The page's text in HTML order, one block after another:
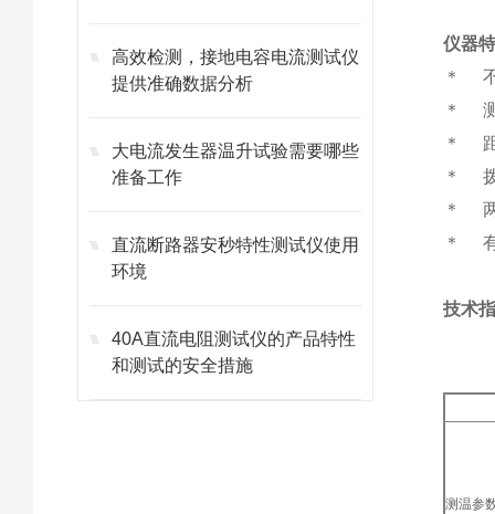
高效检测，接地电容电流测试仪
提供准确数据分析
大电流发生器温升试验需要哪些
准备工作
直流断路器安秒特性测试仪使用
环境
40A直流电阻测试仪的产品特性
和测试的安全措施
仪器
＊ 不
＊ 测
＊ 距
＊ 拨
＊ 两
＊ 有
技术
测温参